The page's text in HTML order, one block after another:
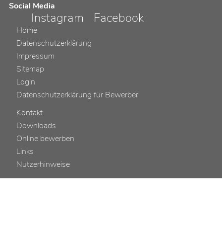
Social Media
Instagram Facebook
Home
Datenschutzerklärung
Impressum
Sitemap
Login
Datenschutzerklärung für Bewerber
Kontakt
Downloads
Online bewerben
Links
Nutzerhinweise